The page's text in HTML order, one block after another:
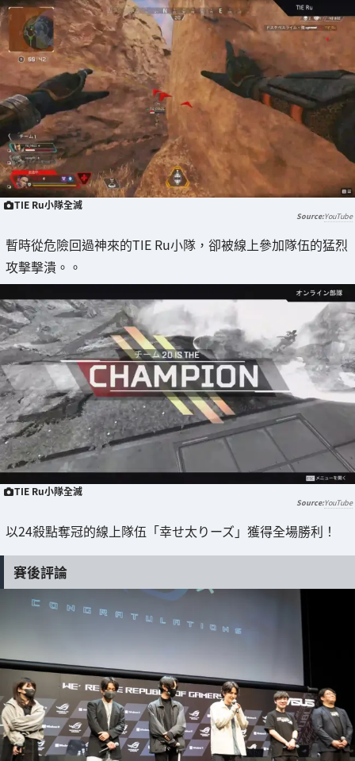
TIE Ru小隊全滅
YouTube
暫時從危險回過神來的TIE Ru小隊，卻被線上參加隊伍的猛烈
攻擊擊潰。。
TIE Ru小隊全滅
YouTube
以24殺點奪冠的線上隊伍「幸せ太りーズ」獲得全場勝利！
賽後評論